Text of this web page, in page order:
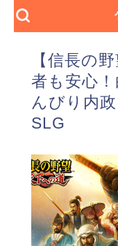
【信長の
者も安心
んびり内
SLG